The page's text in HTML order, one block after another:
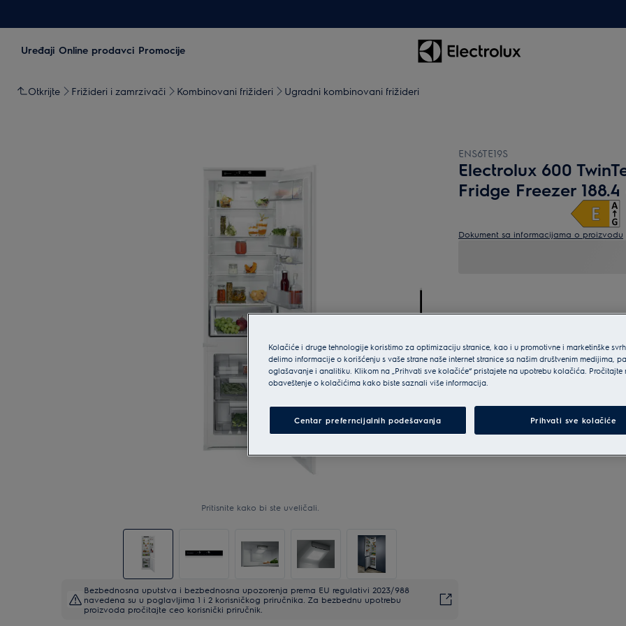
Uređaji Online prodavci Promocije
Otkrijte Frižideri i zamrzivači Kombinovani frižideri Ugradni kombinovani frižideri
Pritisnite kako bi ste uveličali.
Bezbednosna uputstva i bezbednosna upozorenja prema EU regulativi 2023/988
navedena su u poglavljima 1 i 2 korisničkog priručnika. Za bezbednu upotrebu
proizvoda pročitajte ceo korisnički priručnik.
ENS6TE19S
Electrolux 600
Fridge Freezer 188.4
Dokument sa informacijama o proizvodu
Kolačiće i druge tehnologije koristimo za optimizaciju stranice, kao i u promotivne i marketinške
delimo informacije o korišćenju s vaše strane naše internet stranice sa našim društvenim medijima,
oglašavanje i analitiku. Klikom na „Prihvati sve kolačiće“ pristajete na upotrebu kolačića. Pročitajte
obaveštenje o kolačićima kako biste saznali više informacija.
Centar preferncijalnih podešavanja Prihvati sve kolačiće